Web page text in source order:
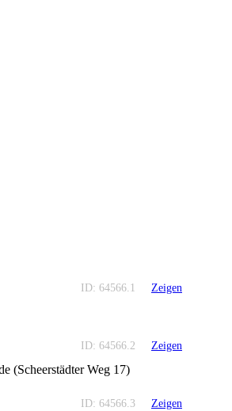
ID: 64566.1 Zeigen
ID: 64566.2 Zeigen
(Scheerstädter Weg 17)
ID: 64566.3 Zeigen